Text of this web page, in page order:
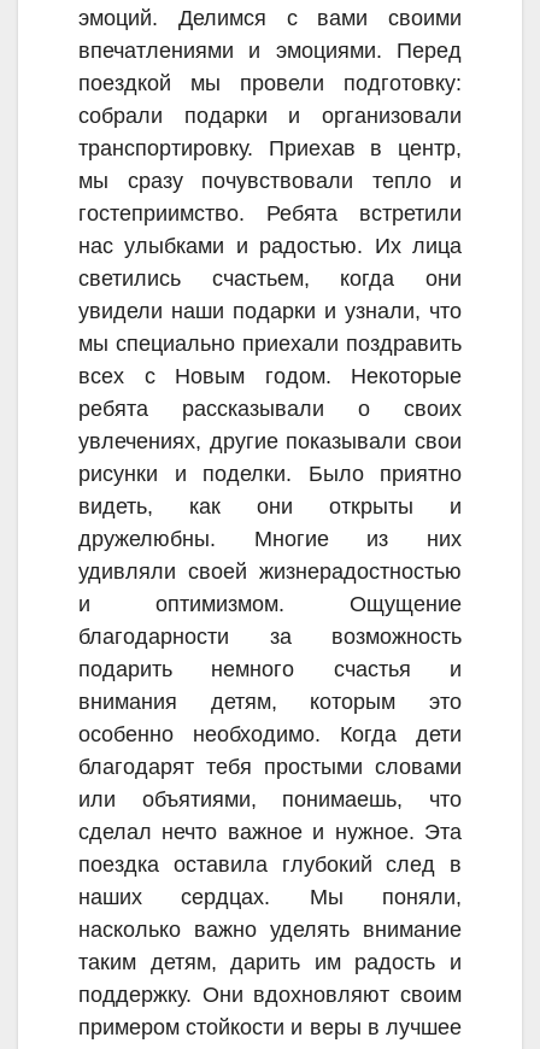
эмоций. Делимся с вами своими
впечатлениями и эмоциями. Перед
поездкой мы провели подготовку:
собрали подарки и организовали
транспортировку. Приехав в центр,
мы сразу почувствовали тепло и
гостеприимство. Ребята встретили
нас улыбками и радостью. Их лица
светились счастьем, когда они
увидели наши подарки и узнали, что
мы специально приехали поздравить
всех с Новым годом. Некоторые
ребята рассказывали о своих
увлечениях, другие показывали свои
рисунки и поделки. Было приятно
видеть, как они открыты и
дружелюбны. Многие из них
удивляли своей жизнерадостностью
и оптимизмом. Ощущение
благодарности за возможность
подарить немного счастья и
внимания детям, которым это
особенно необходимо. Когда дети
благодарят тебя простыми словами
или объятиями, понимаешь, что
сделал нечто важное и нужное. Эта
поездка оставила глубокий след в
наших сердцах. Мы поняли,
насколько важно уделять внимание
таким детям, дарить им радость и
поддержку. Они вдохновляют своим
примером стойкости и веры в лучшее